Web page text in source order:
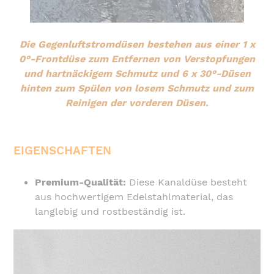
Die Gegenluftstromdüsen bestehen aus einer 1 x
0°-Frontdüse zum Entfernen von Verstopfungen
und hartnäckigem Schmutz und 6 x 30°-Düsen
hinten zum Spülen von losem Schmutz und zum
Reinigen der vorderen Düsen.
EIGENSCHAFTEN
Premium-Qualität: Diese Kanaldüse besteht
aus hochwertigem Edelstahlmaterial, das
langlebig und rostbeständig ist.